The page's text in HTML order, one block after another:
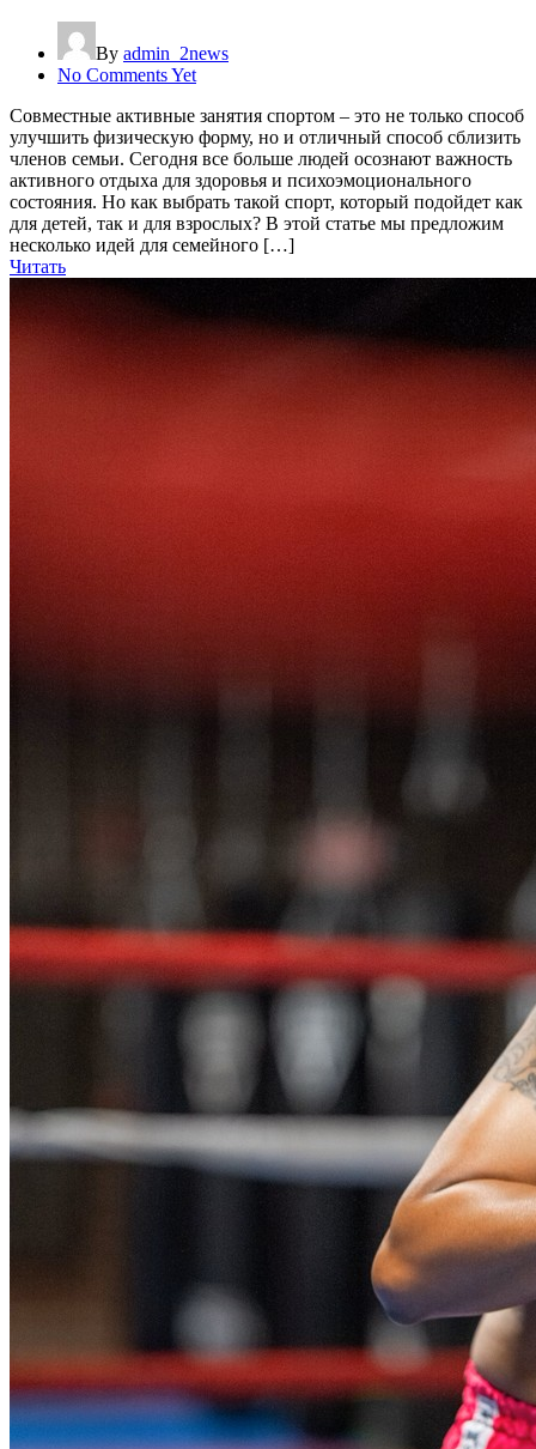
By admin_2news
No Comments Yet
Совместные активные занятия спортом – это не только способ
улучшить физическую форму, но и отличный способ сблизить
членов семьи. Сегодня все больше людей осознают важность
активного отдыха для здоровья и психоэмоционального
состояния. Но как выбрать такой спорт, который подойдет как
для детей, так и для взрослых? В этой статье мы предложим
несколько идей для семейного […]
Читать